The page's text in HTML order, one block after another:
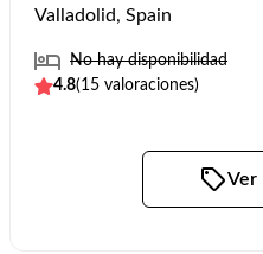
Valladolid, Spain
No hay disponibilidad
4.8(15 valoraciones)
Ver